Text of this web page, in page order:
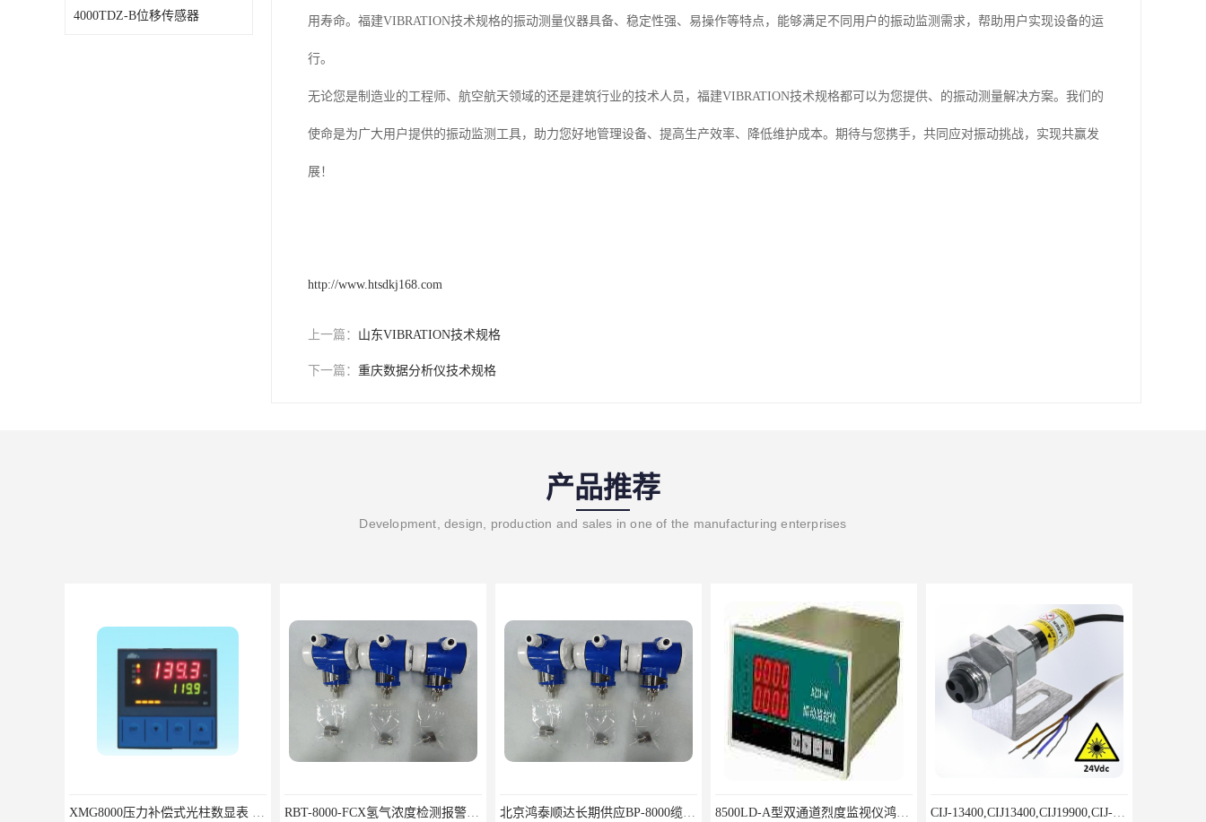
4000TDZ-B位移传感器 用寿命。福建VIBRATION技术规格的振动测量仪器具备、稳定性强、易操作等特点，能够满足不同用户的振动监测需求，帮助用户实现设备的运
行。
无论您是制造业的工程师、航空航天领域的还是建筑行业的技术人员，福建VIBRATION技术规格都可以为您提供、的振动测量解决方案。我们的
使命是为广大用户提供的振动监测工具，助力您好地管理设备、提高生产效率、降低维护成本。期待与您携手，共同应对振动挑战，实现共赢发
展！
http://www.htsdkj168.com
上一篇： 山东VIBRATION技术规格
下一篇： 重庆数据分析仪技术规格
产品推荐
Development, design, production and sales in one of the manufacturing enterprises
XMG8000压力补偿式光柱数显表 XMG82666优选北京鸿泰顺达科技 RBT-8000-FCX氢气浓度检测报警器北京地区供应商 北京鸿泰顺达长期供应BP-8000缆式液位计，0-5米现场显示；BP-8000缆式液位计，0-5米现场显示询价电话 8500LD-A型双通道烈度监视仪鸿泰产品性价比好 CIJ-13400,CIJ13400,CIJ19900,CIJ-19200,CIJI3500Y转速传感器